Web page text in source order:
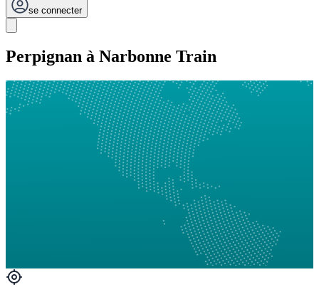
se connecter
Perpignan à Narbonne Train